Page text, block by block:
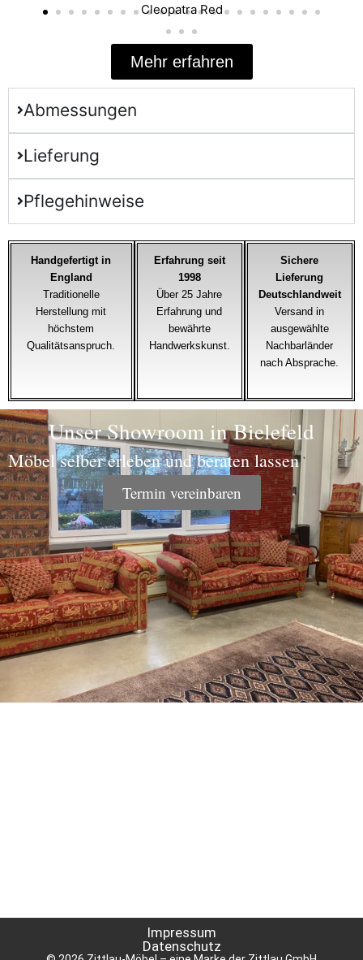
Cleopatra Red
Mehr erfahren
Abmessungen
Lieferung
Pflegehinweise
Handgefertigt in
England
Traditionelle
Herstellung mit
höchstem
Qualitätsanspruch.
Erfahrung seit
1998
Über 25 Jahre
Erfahrung und
bewährte
Handwerkskunst.
Sichere
Lieferung
Deutschlandweit
Versand in
ausgewählte
Nachbarländer
nach Absprache.
Unser Showroom in Bielefeld
Möbel selber erleben und beraten lassen
Termin vereinbaren
Impressum
Datenschutz